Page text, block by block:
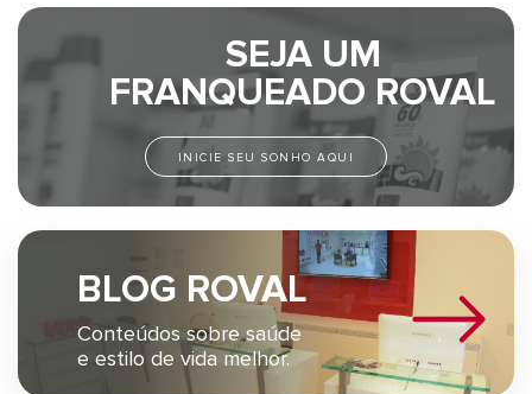
SEJA UM
FRANQUEADO ROVAL
INICIE SEU SONHO AQUI
BLOG ROVAL
Conteúdos sobre saúde
e estilo de vida melhor.